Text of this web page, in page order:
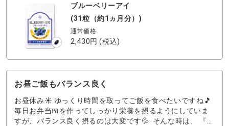
ブルーベリーアイ
(31粒（約1ヵ月分）)
通常価格
2,430円(税込)
お昼ご飯もバランス良く
お昼休み☀️ ゆっくり時間を取ってご飯を食べたいですね🎵
毎日お弁当🍱を作ってしっかり栄養を摂るようにしていま
すが、バランス良く摂るのは大変です💦 そんな時は、 『わ